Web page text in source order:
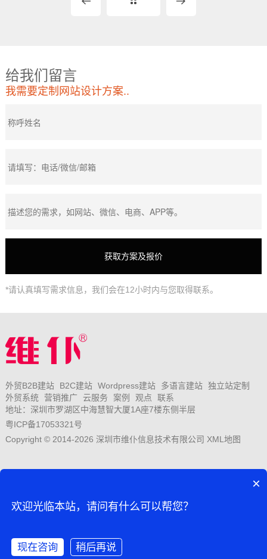
给我们留言
我需要定制网站设计方案..
*请认真填写需求信息，我们会在12小时内与您取得联系。
外贸B2B建站 B2C建站 Wordpress建站 多语言建站 独立站定制
外贸系统
营销推广 云服务 案例 观点
联系
地址：深圳市罗湖区中海慧智大厦1A座7楼东侧半层
粤ICP备17053321号
Copyright © 2014-2026 深圳市维仆信息技术有限公司 XML地图
扫一扫，微信咨询
×
欢迎光临本站，请问有什么可以帮您？
现在咨询
稍后再说